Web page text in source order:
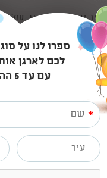
ישנן מגוון רחב של
בצק סוכר– בצק סוכר
ליהנות גם מסדנה
מאמצים רבים. על
הארוחה אשר אותה
ספרו לנו על
לכם לארגן
עם עד 5 ההצעות האטרקטיביות ביותר.
*